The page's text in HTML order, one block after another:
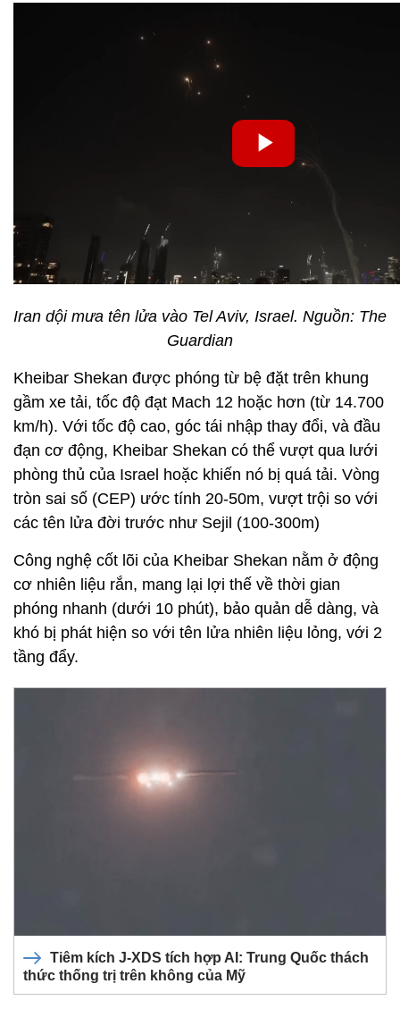
Iran dội mưa tên lửa vào Tel Aviv, Israel. Nguồn: The
Guardian
Kheibar Shekan được phóng từ bệ đặt trên khung
gầm xe tải, tốc độ đạt Mach 12 hoặc hơn (từ 14.700
km/h). Với tốc độ cao, góc tái nhập thay đổi, và đầu
đạn cơ động, Kheibar Shekan có thể vượt qua lưới
phòng thủ của Israel hoặc khiến nó bị quá tải. Vòng
tròn sai số (CEP) ước tính 20-50m, vượt trội so với
các tên lửa đời trước như Sejil (100-300m)
Công nghệ cốt lõi của Kheibar Shekan nằm ở động
cơ nhiên liệu rắn, mang lại lợi thế về thời gian
phóng nhanh (dưới 10 phút), bảo quản dễ dàng, và
khó bị phát hiện so với tên lửa nhiên liệu lỏng, với 2
tầng đẩy.
Tiêm kích J-XDS tích hợp AI: Trung Quốc thách
thức thống trị trên không của Mỹ